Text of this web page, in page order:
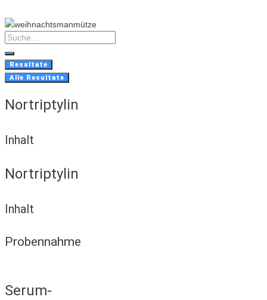
to
content
Search
...
Resultate
Alle Resultate
Nortriptylin
Inhalt
Nortriptylin
Inhalt
Probennahme
Serum-